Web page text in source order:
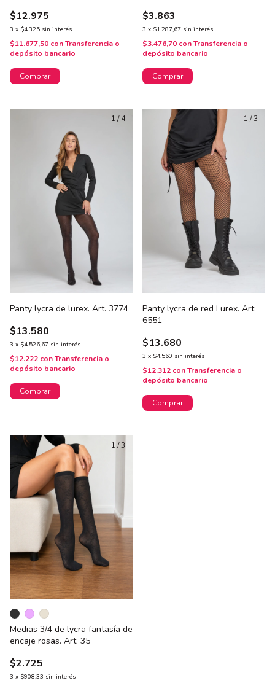
$12.975
3 x $4.325 sin interés
$11.677,50 conTransferencia o
depósito bancario
Comprar
$3.863
3 x $1.287,67 sin interés
$3.476,70 conTransferencia o
depósito bancario
Comprar
1 /4
Panty lycra de lurex. Art. 3774
$13.580
3 x $4.526,67 sin interés
$12.222 conTransferencia o
depósito bancario
Comprar
1 /3
Panty lycra de red Lurex. Art.
6551
$13.680
3 x $4.560 sin interés
$12.312 conTransferencia o
depósito bancario
Comprar
1 /3
Medias 3/4 de lycra fantasía de
encaje rosas. Art. 35
$2.725
3 x $908,33 sin interés